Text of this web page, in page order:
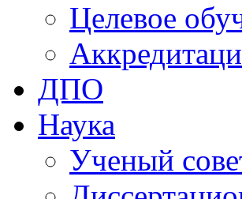
Целевое
ДПО
Наука
Ученый